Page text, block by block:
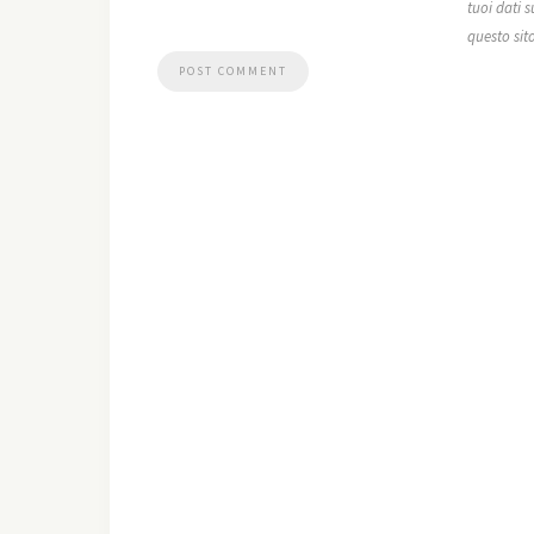
tuoi dati
questo sito